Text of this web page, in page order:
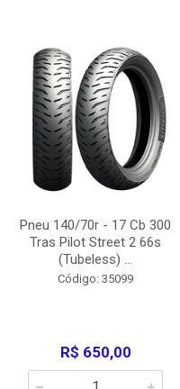
Pneu 140/70r - 17 Cb 300
Tras Pilot Street 2 66s
(Tubeless) ...
Código: 35099
R$ 650,00